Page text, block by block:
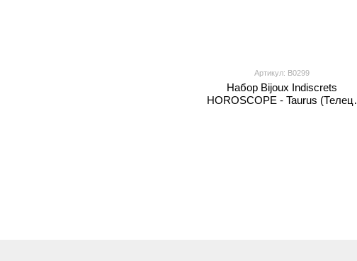
Артикул: B0299
Набор Bijoux Indiscrets
HOROSCOPE - Taurus (Телец)